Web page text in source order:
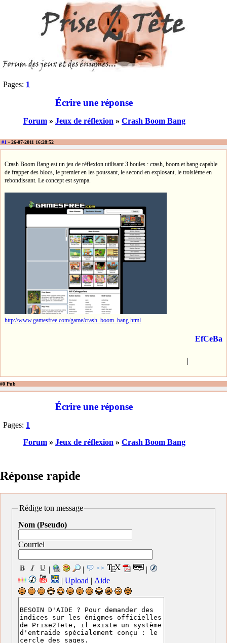
Pages: 1
Écrire une réponse
Forum » Jeux de réflexion » Crash Boom Bang
#1 - 26-07-2011 16:28:52
Crash Boom Bang est un jeu de réflexion utilisant 3 boules : crash, boom et bang capable
de frapper des blocs, le premier en les poussant, le second en explosant, le troisième en
rebondissant. Le concept est sympa.
http://www.gamesfree.com/game/crash_boom_bang.html
EfCeBa
|
#0 Pub
Écrire une réponse
Pages: 1
Forum » Jeux de réflexion » Crash Boom Bang
Réponse rapide
Rédige ton message
Nom (Pseudo)
Courriel
| |
|
| Upload | Aide